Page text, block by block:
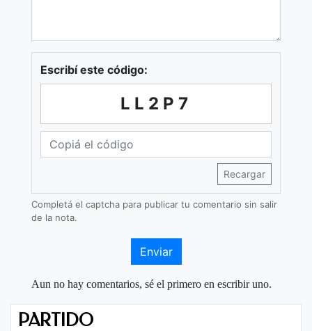
Escribí este código:
LL2P7
Recargar
Completá el captcha para publicar tu comentario sin salir
de la nota.
Enviar
Aun no hay comentarios, sé el primero en escribir uno.
PARTIDO